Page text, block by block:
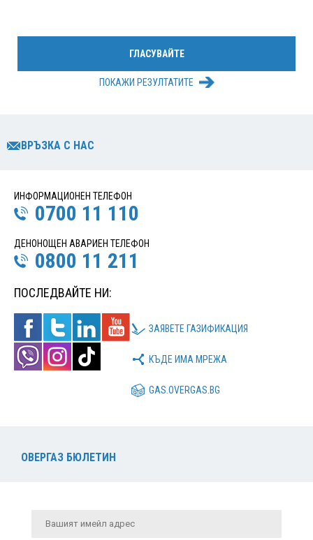
ПОКАЖИ РЕЗУЛТАТИТЕ
ВРЪЗКА С НАС
ИНФОРМАЦИОНЕН ТЕЛЕФОН
0700 11 110
ДЕНОНОЩЕН АВАРИЕН ТЕЛЕФОН
0800 11 211
ПОСЛЕДВАЙТЕ НИ:
ЗАЯВЕТЕ ГАЗИФИКАЦИЯ
КЪДЕ ИМА МРЕЖА
GAS.OVERGAS.BG
ОВЕРГАЗ БЮЛЕТИН